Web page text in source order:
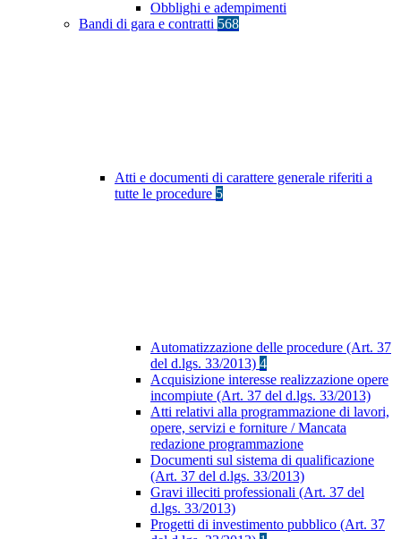
Obblighi e adempimenti
Bandi di gara e contratti 568
Atti e documenti di carattere generale riferiti a
tutte le procedure 5
Automatizzazione delle procedure (Art. 37
del d.lgs. 33/2013) 4
Acquisizione interesse realizzazione opere
incompiute (Art. 37 del d.lgs. 33/2013)
Atti relativi alla programmazione di lavori,
opere, servizi e forniture / Mancata
redazione programmazione
Documenti sul sistema di qualificazione
(Art. 37 del d.lgs. 33/2013)
Gravi illeciti professionali (Art. 37 del
d.lgs. 33/2013)
Progetti di investimento pubblico (Art. 37